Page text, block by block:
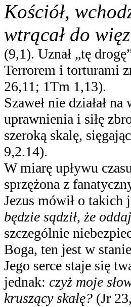
Kościół,
wtrącał do
(9,1). Uznał „tę
Terrorem i torturami
26,11; 1Tm 1,13).
Szaweł nie działał
uprawnienia i siłę
szeroką skalę,
9,2.14).
W miarę upływu
sprzężona z
Jezus mówił o takich
będzie sądził, że
szczególnie
Boga, ten jest w
Jego serce staje się
jednak: czyż moje
kruszący skałę? (Jr